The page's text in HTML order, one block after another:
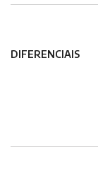
DIFERENCIAIS